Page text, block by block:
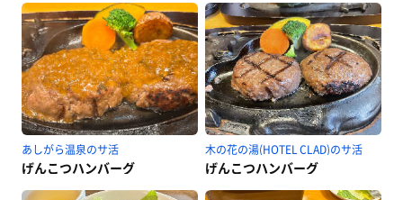
あしがら温泉のサ活
げんこつハンバーグ
木の花の湯(HOTEL CLAD)のサ活
げんこつハンバーグ